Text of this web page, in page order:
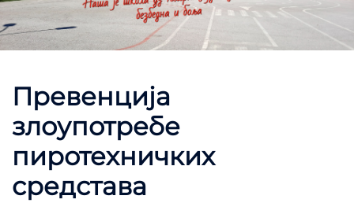
Превенција
злоупотребе
пиротехничких
средстава